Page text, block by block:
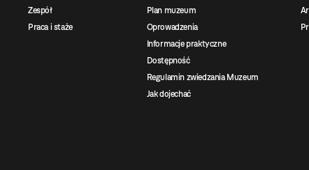
Zespół
Praca i staże
Plan muzeum
Oprowadzenia
Informacje praktyczne
Dostępność
Regulamin zwiedzania Muzeum
Jak dojechać